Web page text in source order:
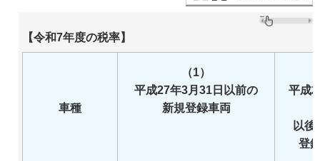
【令和7年度の税率】
車種
（1）
平成27年3月31日以前の
新規登録車両
平成
以後
登